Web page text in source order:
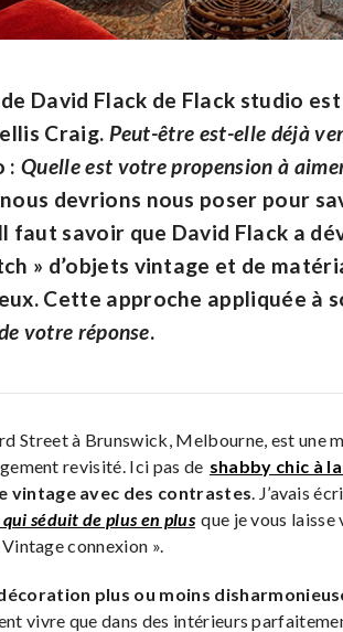
David Flack de Flack studio
Craig. Peut-être est-elle déjà
:Quelle est votre propension à
devrions nous poser pour
faut savoir que David Flack a
» d’objets vintage et de
Cette approche appliquée à
votre réponse.
Street à Brunswick, Melbourne, est une
revisité. Ici pas de shabby chic à
vintage avec des contrastes. J’avais
séduit de plus en plus que je vous
connexion ».
plus ou moins
vivre que dans des intérieurs